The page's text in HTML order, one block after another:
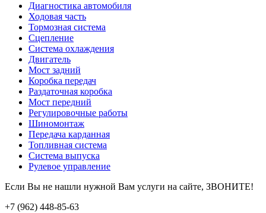
Диагностика автомобиля
Ходовая часть
Тормозная система
Сцепление
Система охлаждения
Двигатель
Мост задний
Коробка передач
Раздаточная коробка
Мост передний
Регулировочные работы
Шиномонтаж
Передача карданная
Топливная система
Система выпуска
Рулевое управление
Если Вы не нашли нужной Вам услуги на сайте, ЗВОНИТЕ!
+7 (962) 448-85-63